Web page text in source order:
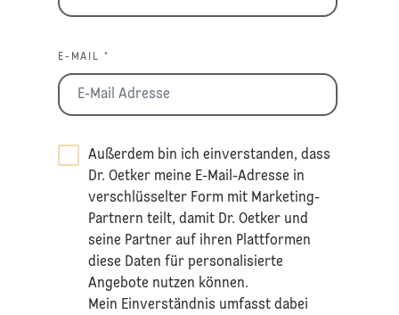
E-MAIL *
Außerdem bin ich einverstanden, dass
Dr. Oetker meine E-Mail-Adresse in
verschlüsselter Form mit Marketing-
Partnern teilt, damit Dr. Oetker und
seine Partner auf ihren Plattformen
diese Daten für personalisierte
Angebote nutzen können.
Mein Einverständnis umfasst dabei